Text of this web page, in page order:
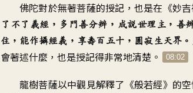
佛陀對於無著菩薩的授記，也是在《妙
了不了義經，多門善分辨，成說世理主，善
住，能作攝經義，享壽百五十，圓寂生天界。
會著述什麼，也是授記得非常地清楚。
08:02
龍樹菩薩以中觀見解釋了《般若經》的